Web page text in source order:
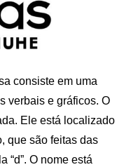
consiste em uma
verbais e gráficos. O
Ele está localizado
que são feitas das
“d”. O nome está